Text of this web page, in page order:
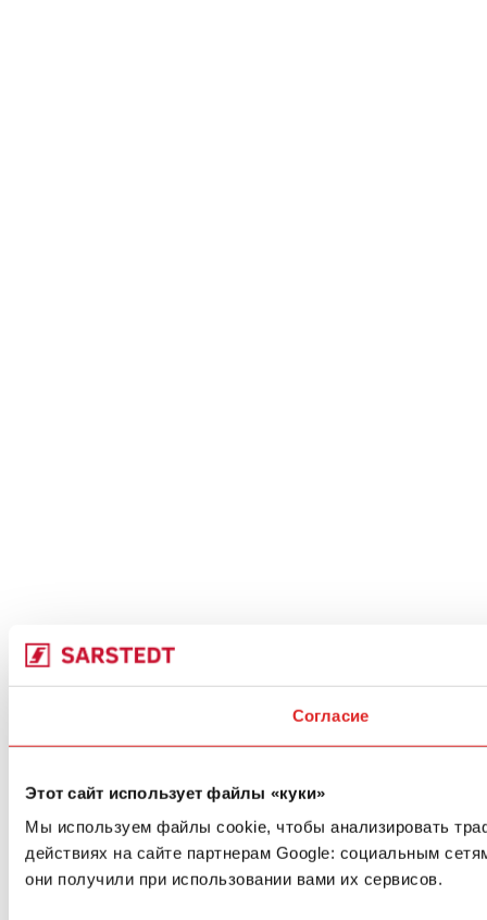
Согласие
Этот сайт использует файлы «куки»
Мы используем файлы cookie, чтобы анализировать
действиях на сайте партнерам Google: социальным
они получили при использовании вами их сервисов.